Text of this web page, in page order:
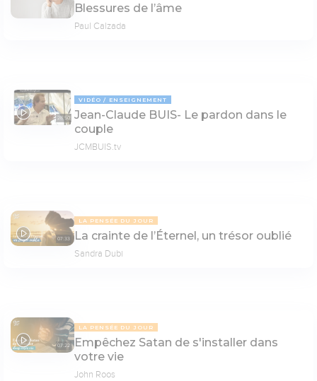
Blessures de l’âme
Paul Calzada
28:50
VIDÉO ENSEIGNEMENT
Jean-Claude BUIS- Le pardon dans le
couple
JCMBUIS.tv
07:33
LA PENSÉE DU JOUR
La crainte de l’Éternel, un trésor oublié
Sandra Dubi
07:22
LA PENSÉE DU JOUR
Empêchez Satan de s'installer dans
votre vie
John Roos